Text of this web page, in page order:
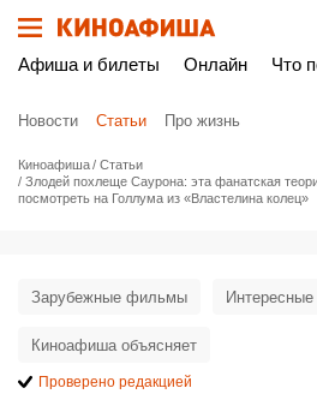
Афиша и билеты Онлайн Что
Новости Статьи Про жизнь
Киноафиша
Статьи
Злодей похлеще Саурона: эта фанатская
посмотреть на Голлума из «Властелина колец»
Зарубежные фильмы
Киноафиша объясняет
Проверено редакцией